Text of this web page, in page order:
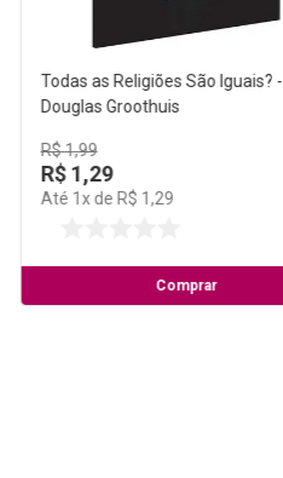
Todas as Religiões São Iguais? -
Douglas Groothuis
R$1,99
R$ 1,29
Até 1x de R$ 1,29
Comprar